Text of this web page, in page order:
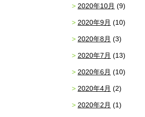
2020年10月 (9)
2020年9月 (10)
2020年8月 (3)
2020年7月 (13)
2020年6月 (10)
2020年4月 (2)
2020年2月 (1)